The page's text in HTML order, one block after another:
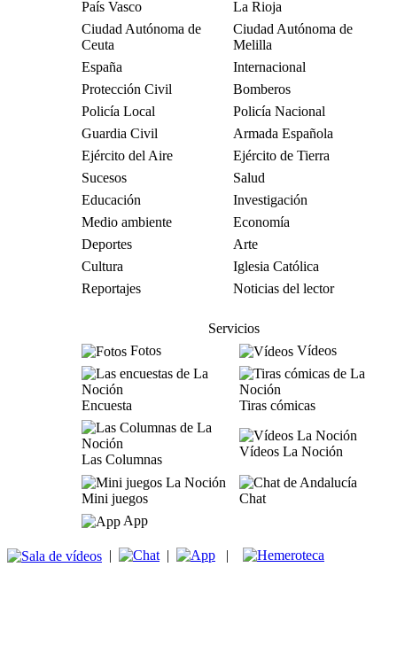
País Vasco
La Rioja
Ciudad Autónoma de
Ceuta
Ciudad Autónoma de
Melilla
España
Internacional
Protección Civil
Bomberos
Policía Local
Policía Nacional
Guardia Civil
Armada Española
Ejército del Aire
Ejército de Tierra
Sucesos
Salud
Educación
Investigación
Medio ambiente
Economía
Deportes
Arte
Cultura
Iglesia Católica
Reportajes
Noticias del lector
Servicios
Fotos
Vídeos
Encuesta Tiras cómicas
Las Columnas
Vídeos La Noción
Mini juegos
Chat
App
| | |